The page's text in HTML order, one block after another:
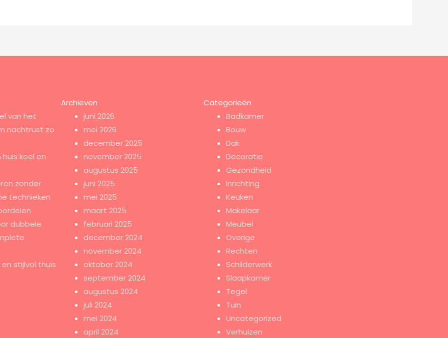
van het
nachtrust zo
huis koel en
zonder
technieken
dubbele
stijlvol thuis
Archieven
juni 2026
mei 2026
december 2025
november 2025
augustus 2025
juni 2025
mei 2025
maart 2025
februari 2025
december 2024
november 2024
oktober 2024
september 2024
augustus 2024
juli 2024
mei 2024
april 2024
Categorieën
Badkamer
Bouw
Dak
Decoratie
Gezondheid
Inrichting
Keuken
Makelaar
Meubel
Overige
Rechten
Schilderwerk
Slaapkamer
Tegel
Tuin
Uncategorized
Verhuizen